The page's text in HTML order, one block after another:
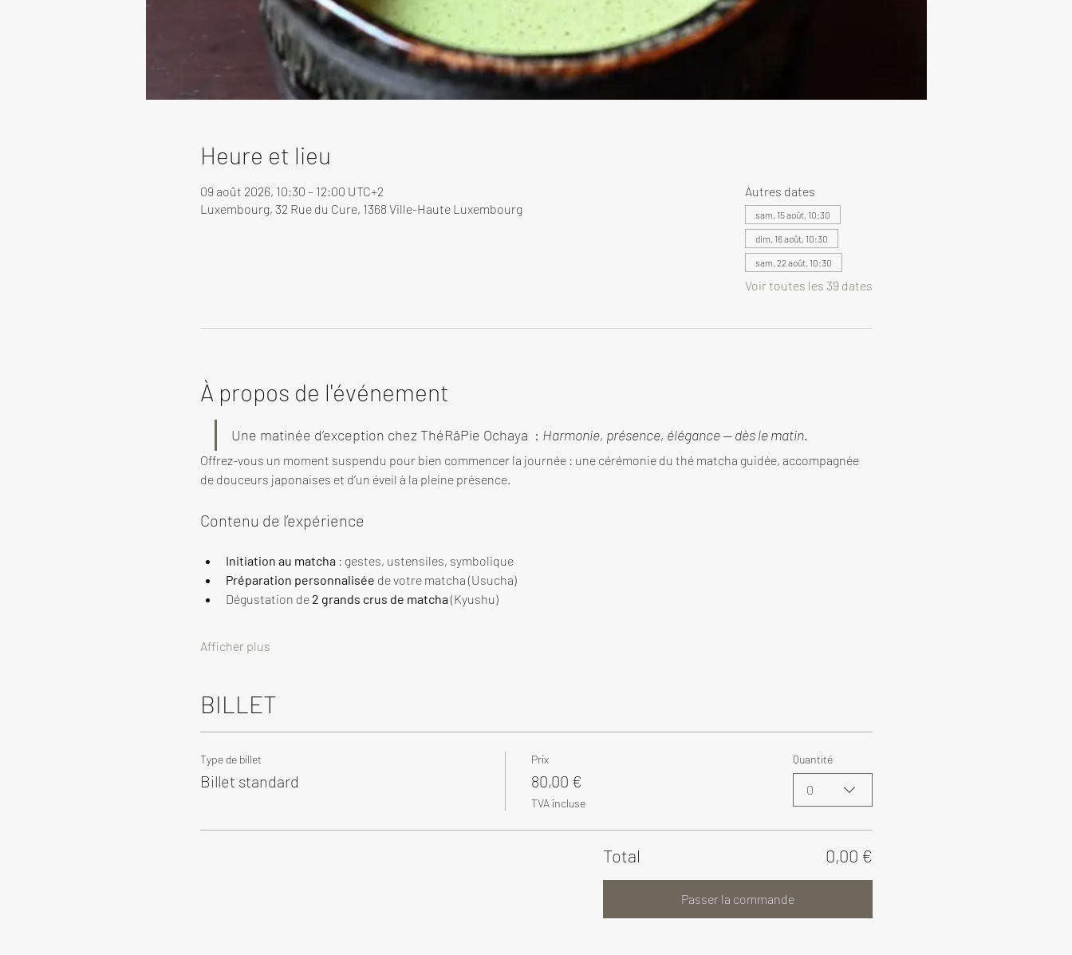
Heure et lieu
09 août 2026, 10:30 – 12:00 UTC+2
Luxembourg, 32 Rue du Cure, 1368 Ville-Haute Luxembourg
Autres dates
sam. 15 août, 10:30
dim. 16 août, 10:30
sam. 22 août, 10:30
Voir toutes les 39 dates
À propos de l'événement
Une matinée d’exception chez ThéRâPie Ochaya  : Harmonie, présence, élégance — dès le matin.
Offrez-vous un moment suspendu pour bien commencer la journée : une cérémonie du thé matcha guidée, accompagnée
de douceurs japonaises et d’un éveil à la pleine présence.
Contenu de l’expérience
Initiation au matcha : gestes, ustensiles, symbolique
Préparation personnalisée de votre matcha (Usucha)
Dégustation de 2 grands crus de matcha (Kyushu)
Afficher plus
BILLET
Type de billet
Billet standard
Prix
80,00 €
TVA incluse
Quantité
0
Total 0,00 €
Passer la commande